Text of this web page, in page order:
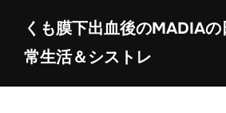
くも膜下出血後のMADIAの
常生活＆シストレ